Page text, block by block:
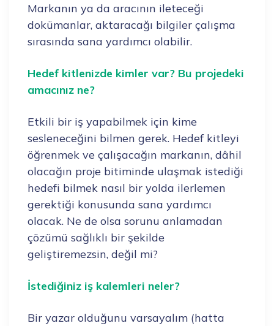
Markanın ya da aracının ileteceği
dokümanlar, aktaracağı bilgiler çalışma
sırasında sana yardımcı olabilir.
Hedef kitlenizde kimler var? Bu projedeki
amacınız ne?
Etkili bir iş yapabilmek için kime
sesleneceğini bilmen gerek. Hedef kitleyi
öğrenmek ve çalışacağın markanın, dâhil
olacağın proje bitiminde ulaşmak istediği
hedefi bilmek nasıl bir yolda ilerlemen
gerektiği konusunda sana yardımcı
olacak. Ne de olsa sorunu anlamadan
çözümü sağlıklı bir şekilde
geliştiremezsin, değil mi?
İstediğiniz iş kalemleri neler?
Bir yazar olduğunu varsayalım (hatta